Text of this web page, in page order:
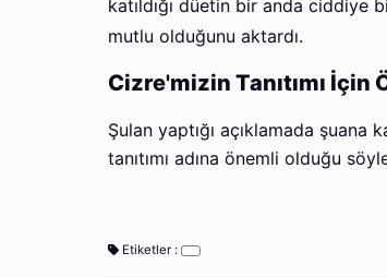
katıldığı düetin bir anda ciddiye
mutlu olduğunu aktardı.
Cizre'mizin Tanıtımı İçin
Şulan yaptığı açıklamada
tanıtımı adına önemli olduğu
Etiketler :